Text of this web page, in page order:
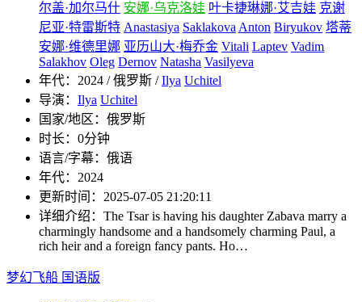
尔盖·加尔马什 安娜·乌克洛娃 叶卡捷琳娜·艾吉娃 克谢
尼亚·特雷斯特 Anastasiya SaklakovaAnton Biryukov 塔蒂
安娜·维德里娜 亚历山大·梅乔金 Vitali Laptev Vadim
Salakhov Oleg Dernov Natasha Vasilyeva
年代： 2024 / 俄罗斯 /Ilya Uchitel
导演： Ilya Uchitel
国家/地区： 俄罗斯
时长： 0分钟
语言/字幕： 俄语
年代： 2024
更新时间： 2025-07-05 21:20:11
详细介绍： The Tsar is having his daughter Zabava marry a
charmingly handsome and a handsomely charming Paul, a
rich heir and a foreign fancy pants. Ho…
梦幻飞船 国语版